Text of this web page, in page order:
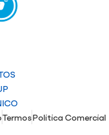
TermosPolitica Comercial